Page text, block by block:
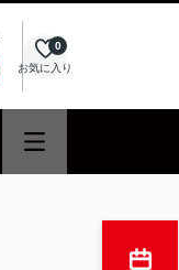
お気に入り
0